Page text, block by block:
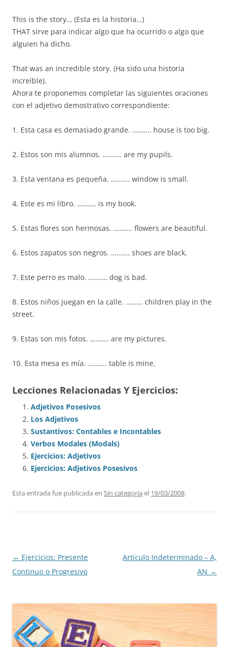
This is the story… (Esta es la historia…)
THAT sirve para indicar algo que ha ocurrido o algo que
alguien ha dicho.
That was an incredible story. (Ha sido una historia
increíble).
Ahora te proponemos completar las siguientes oraciones
con el adjetivo demostrativo correspondiente:
1. Esta casa es demasiado grande. ………. house is too big.
2. Estos son mis alumnos. ………. are my pupils.
3. Esta ventana es pequeña. ………. window is small.
4. Este es mi libro. ………. is my book.
5. Estas flores son hermosas. ………. flowers are beautiful.
6. Estos zapatos son negros. ………. shoes are black.
7. Este perro es malo. ………. dog is bad.
8. Estos niños juegan en la calle. ……… children play in the
street.
9. Estas son mis fotos. ………. are my pictures.
10. Esta mesa es mía. ………. table is mine.
Lecciones Relacionadas Y Ejercicios:
Adjetivos Posesivos
Los Adjetivos
Sustantivos: Contables e Incontables
Verbos Modales (Modals)
Ejercicios: Adjetivos
Ejercicios: Adjetivos Posesivos
Esta entrada fue publicada en Sin categoría el 19/03/2008.
Navegación
de
← Ejercicios: Presente
Continuo o Progresivo
Artículo Indeterminado – A,
AN →